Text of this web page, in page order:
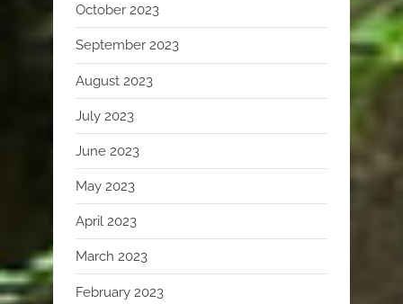
October 2023
September 2023
August 2023
July 2023
June 2023
May 2023
April 2023
March 2023
February 2023